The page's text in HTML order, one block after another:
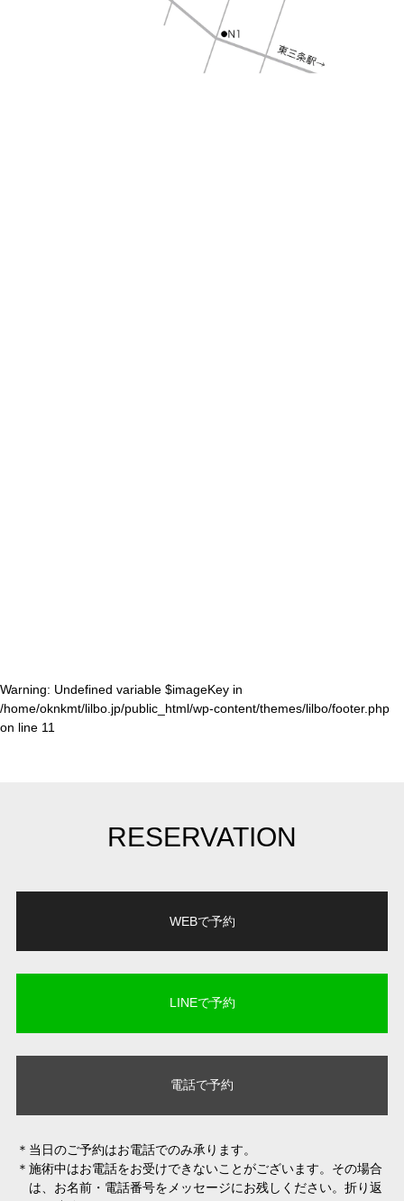
Warning: Undefined variable $imageKey in
/home/oknkmt/lilbo.jp/public_html/wp-content/themes/lilbo/footer.php
on line 11
RESERVATION
WEBで予約
LINEで予約
電話で予約
当日のご予約はお電話でのみ承ります。
施術中はお電話をお受けできないことがございます。その場合
は、お名前・電話番号をメッセージにお残しください。折り返